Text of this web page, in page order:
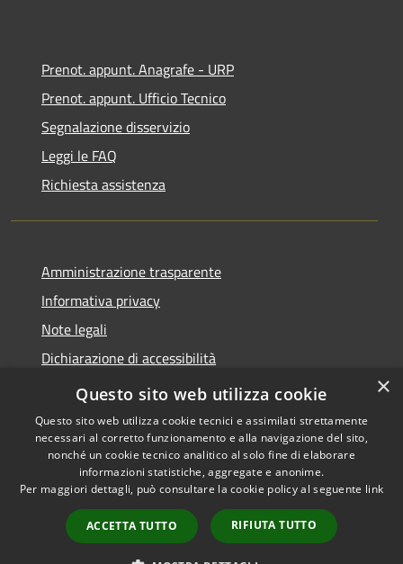
Prenot. appunt. Anagrafe - URP
Prenot. appunt. Ufficio Tecnico
Segnalazione disservizio
Leggi le FAQ
Richiesta assistenza
Amministrazione trasparente
Informativa privacy
Note legali
Dichiarazione di accessibilità
Whistleblowing
Accessibilità
Copyright © 2026 • Comune di
Certaldo • Powered by
Municipium•
Accesso
redazione
×
Questo sito web utilizza cookie
Questo sito web utilizza cookie tecnici e assimilati strettamente
necessari al corretto funzionamento e alla navigazione del sito,
nonché un cookie tecnico analitico al solo fine di elaborare
informazioni statistiche, aggregate e anonime.
Per maggiori dettagli, può consultare la cookie policy al seguente link
ACCETTA TUTTO RIFIUTA TUTTO